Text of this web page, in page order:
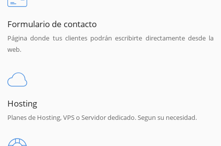
Formulario de contacto
Página donde tus clientes podrán escribirte directamente desde la
web.
Hosting
Planes de Hosting, VPS o Servidor dedicado. Segun su necesidad.